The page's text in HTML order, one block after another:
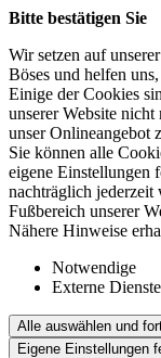
Bitte bestätigen Sie
Wir setzen auf
Böses und helfen
Einige der Cookies
unserer Website
unser Onlineangebot
Sie können alle
eigene Einstellungen
nachträglich
Fußbereich unserer
Nähere Hinweise
Notwendige
Externe Dienste
Alle auswählen und
Eigene Einstellungen